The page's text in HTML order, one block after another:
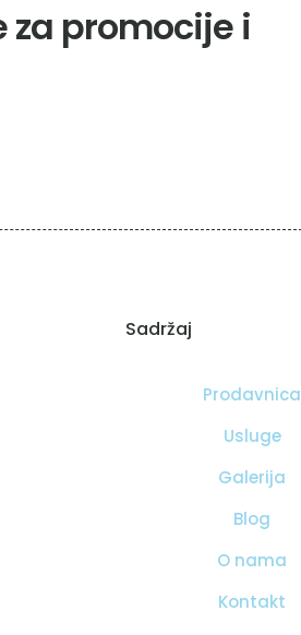
za promocije i
Sadržaj
Prodavnica
Usluge
Galerija
Blog
O nama
Kontakt